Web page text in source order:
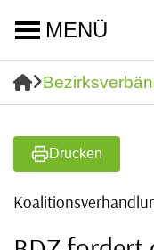
MENÜ
Drucken